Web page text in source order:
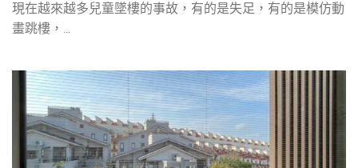
現在越來越多兒童墜樓的事故，有的是失足，有的是模仿動
畫跳樓，...